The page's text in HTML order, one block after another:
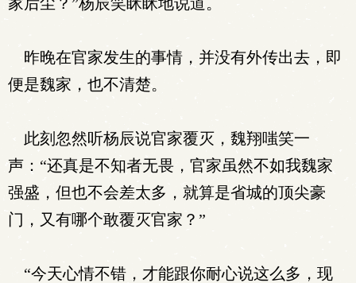
昨晚在官家发生的事情，并没有外传出去，即
便是魏家，也不清楚。
此刻忽然听杨辰说官家覆灭，魏翔嗤笑一
声：“还真是不知者无畏，官家虽然不如我魏家
强盛，但也不会差太多，就算是省城的顶尖豪
门，又有哪个敢覆灭官家？”
“今天心情不错，才能跟你耐心说这么多，现